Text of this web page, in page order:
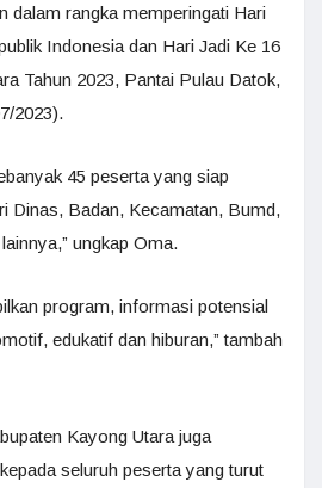
dalam rangka memperingati Hari
Indonesia dan Hari Jadi Ke 16
Tahun 2023, Pantai Pulau Datok,
2023).
45 peserta yang siap
Dinas, Badan, Kecamatan, Bumd,
ungkap Oma.
program, informasi potensial
edukatif dan hiburan,” tambah
Kayong Utara juga
seluruh peserta yang turut